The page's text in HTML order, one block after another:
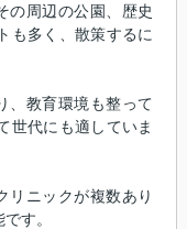
の周辺の公園、歴史
も多く、散策するに
、教育環境も整って
世代にも適していま
リニックが複数あり
す。